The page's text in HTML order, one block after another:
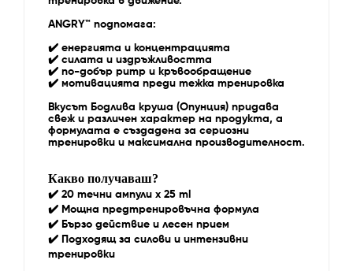
ANGRY™ подпомага:
✔️ енергията и концентрацията
✔️ силата и издръжливостта
✔️ по-добър pump и кръвообращение
✔️ мотивацията преди тежка тренировка
Вкусът Бодлива круша (Опунция) придава
свеж и различен характер на продукта, а
формулата е създадена за сериозни
тренировки и максимална производителност.
Какво получаваш?
✔️ 20 течни ампули x 25 ml
✔️ Мощна предтренировъчна формула
✔️ Бързо действие и лесен прием
✔️ Подходящ за силови и интензивни
тренировки